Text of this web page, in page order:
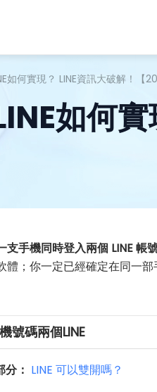
如何實現？ LINE資訊大破解！【
如何
支手機同時登入兩個 LINE 帳
體；你一定已經確定在同一
號碼兩個LINE
分： LINE 可以雙開嗎？